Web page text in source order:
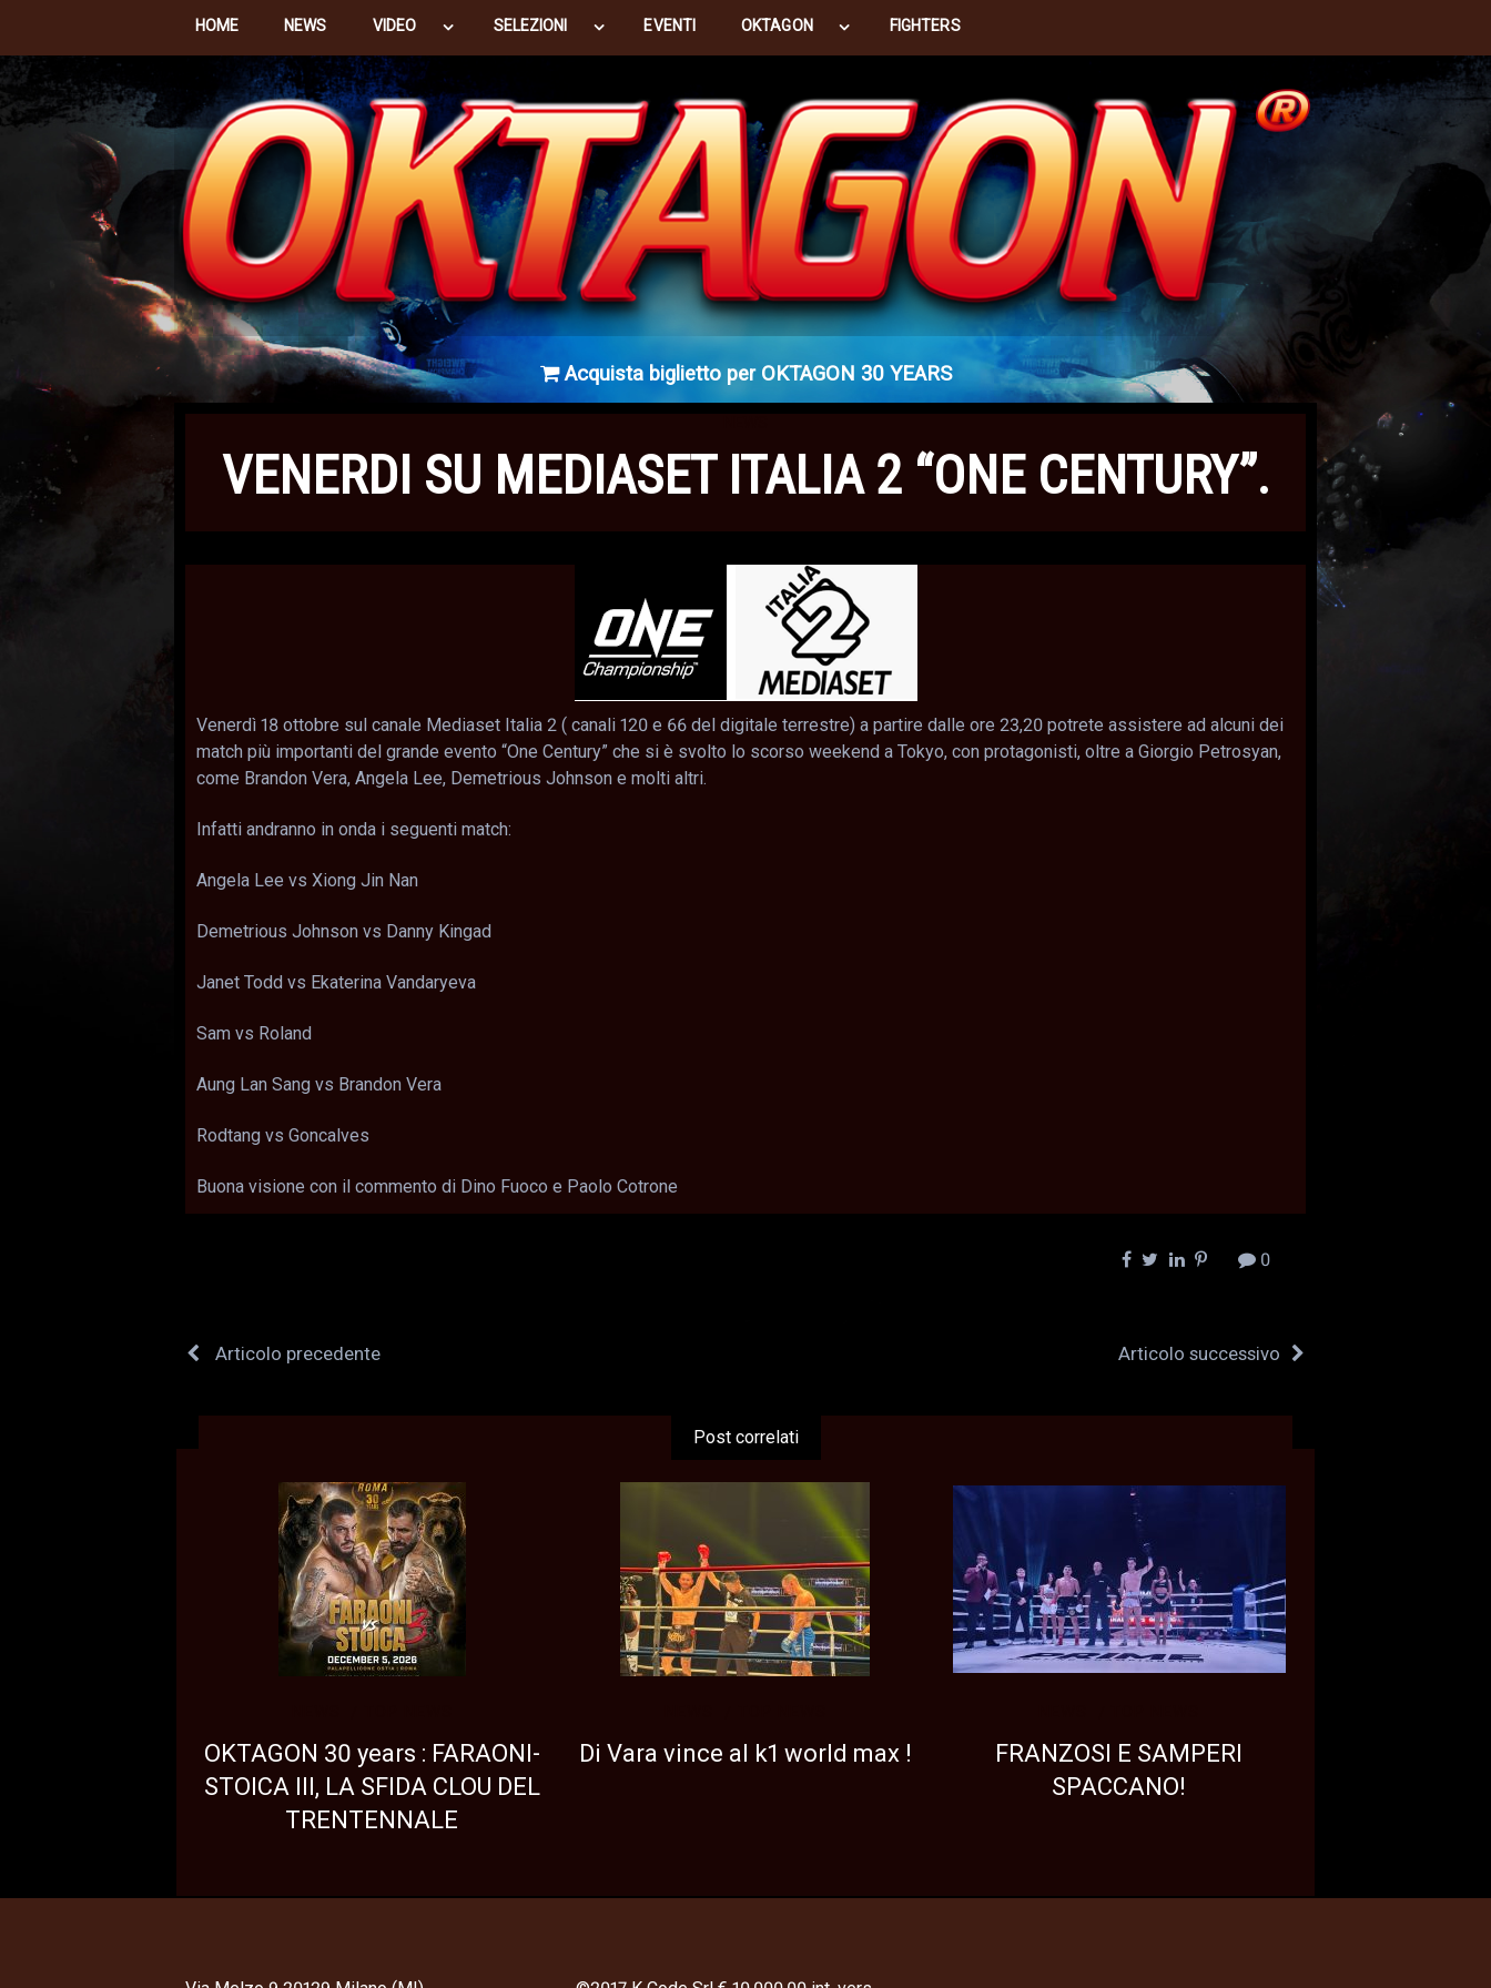
HOME NEWS VIDEO SELEZIONI EVENTI OKTAGON FIGHTERS
Acquista biglietto per OKTAGON 30 YEARS
VENERDI SU MEDIASET ITALIA 2 “ONE CENTURY”.
Venerdì 18 ottobre sul canale Mediaset Italia 2 ( canali 120 e 66 del digitale terrestre) a partire dalle ore 23,20 potrete assistere ad alcuni dei
match più importanti del grande evento “One Century” che si è svolto lo scorso weekend a Tokyo, con protagonisti, oltre a Giorgio Petrosyan,
come Brandon Vera, Angela Lee, Demetrious Johnson e molti altri.
Infatti andranno in onda i seguenti match:
Angela Lee vs Xiong Jin Nan
Demetrious Johnson vs Danny Kingad
Janet Todd vs Ekaterina Vandaryeva
Sam vs Roland
Aung Lan Sang vs Brandon Vera
Rodtang vs Goncalves
Buona visione con il commento di Dino Fuoco e Paolo Cotrone
0
Articolo precedente Articolo successivo
Post correlati
OKTAGON 30 years : FARAONI-
STOICA III, LA SFIDA CLOU DEL
TRENTENNALE
Di Vara vince al k1 world max !
FRANZOSI E SAMPERI
SPACCANO!